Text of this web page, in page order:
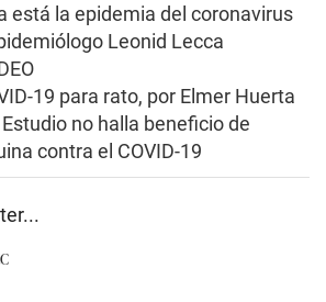
está la epidemia del coronavirus
Leonid Lecca
19 para rato, por Elmer Huerta
no halla beneficio de
contra el COVID-19